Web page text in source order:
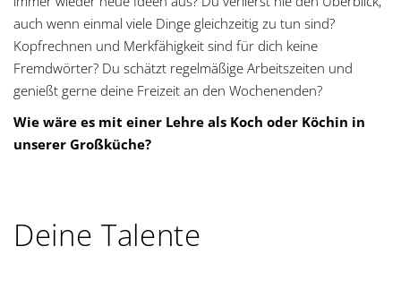
auch wenn einmal viele Dinge gleichzeitig zu tun sind?
Kopfrechnen und Merkfähigkeit sind für dich keine
Fremdwörter? Du schätzt regelmäßige Arbeitszeiten und
genießt gerne deine Freizeit an den Wochenenden?
Wie wäre es mit einer Lehre als Koch oder Köchin in
unserer Großküche?
Deine Talente